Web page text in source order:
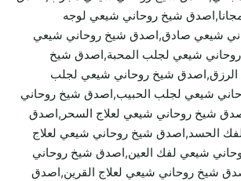
شيخ روحاني شيعي لوجه
شيعي صادق,اصدق شيخ روحاني شيعي
شيعي لجلب المحبة,اصدق شيخ
شيخ روحاني شيعي لجلب
شيعي لجلب الحبيب,اصدق شيخ روحاني
شيخ روحاني شيعي لعلاج السحر,اصدق
الحسد,اصدق شيخ روحاني شيعي لعلاج
شيعي لفك العين,اصدق شيخ روحاني
شيخ روحاني شيعي لعلاج القرين,اصدق